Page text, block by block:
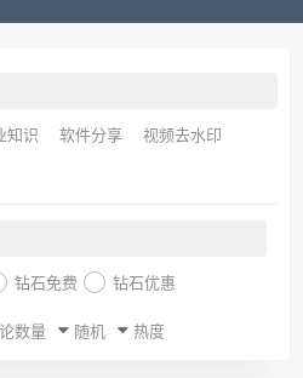
知识 软件分享 视频去水印
钻石免费 钻石优惠
数量 随机 热度